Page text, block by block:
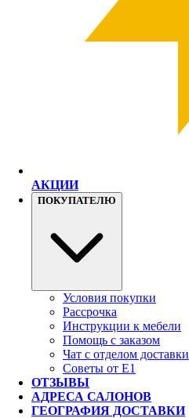
АКЦИИ
ПОКУПАТЕЛЮ
Условия покупки
Рассрочка
Инструкции к мебели
Помощь с заказом
Чат с отделом доставки
Советы от Е1
ОТЗЫВЫ
АДРЕСА САЛОНОВ
ГЕОГРАФИЯ ДОСТАВКИ